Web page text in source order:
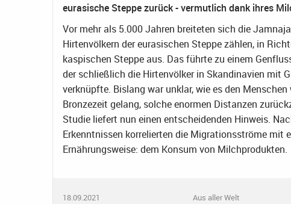
eurasische Steppe zurück - vermutlich dank ihres
Vor mehr als 5.000 Jahren breiteten sich die
Hirtenvölkern der eurasischen Steppe zählen, in
kaspischen Steppe aus. Das führte zu einem
der schließlich die Hirtenvölker in Skandinavien mit
verknüpfte. Bislang war unklar, wie es den Menschen
Bronzezeit gelang, solche enormen Distanzen
Studie liefert nun einen entscheidenden Hinweis.
Erkenntnissen korrelierten die Migrationsströme mit
Ernährungsweise: dem Konsum von Milchprodukten.
18.09.2021 Aus aller Welt